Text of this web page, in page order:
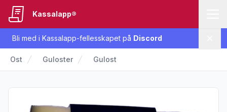
Bli med i Kassalapp-fellesskapet på Discord
Kassalapp®
Ost Guloster Gulost